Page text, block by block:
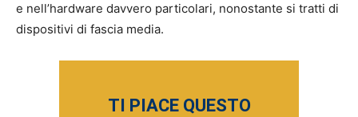
e nell’hardware davvero particolari, nonostante si tratti di
dispositivi di fascia media.
TI PIACE QUESTO